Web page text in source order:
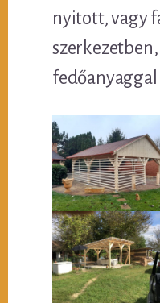
nyitott, vagy
fedőanyaggal